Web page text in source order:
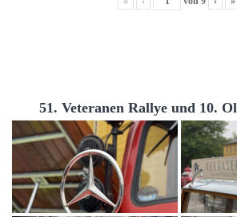
51. Veteranen Rallye und 10.